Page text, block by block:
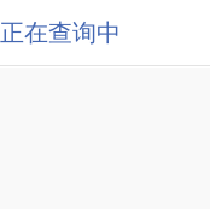
正在查询中